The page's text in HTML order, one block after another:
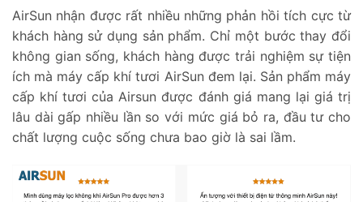
AirSun nhận được rất nhiều những phản hồi tích cực từ
khách hàng sử dụng sản phẩm. Chỉ một bước thay đổi
không gian sống, khách hàng được trải nghiệm sự tiện
ích mà máy cấp khí tươi AirSun đem lại. Sản phẩm máy
cấp khí tươi của Airsun được đánh giá mang lại giá trị
lâu dài gấp nhiều lần so với mức giá bỏ ra, đầu tư cho
chất lượng cuộc sống chưa bao giờ là sai lầm.